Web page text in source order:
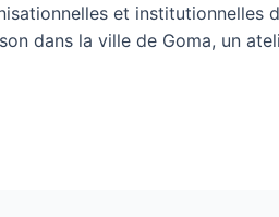
et institutionnelles
dans la ville de Goma, un